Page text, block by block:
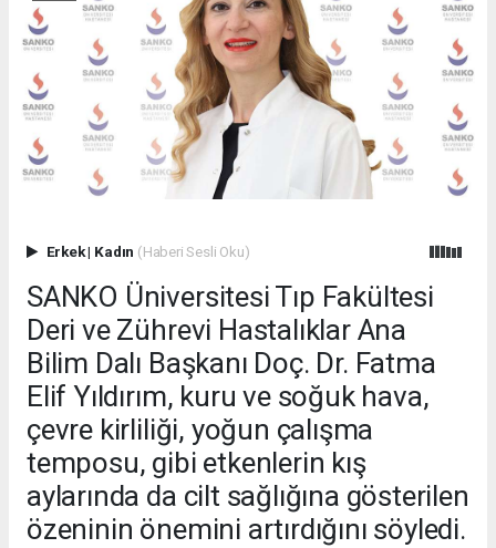
Erkek| Kadın (Haberi Sesli Oku)
SANKO Üniversitesi Tıp Fakültesi
Deri ve Zührevi Hastalıklar Ana
Bilim Dalı Başkanı Doç. Dr. Fatma
Elif Yıldırım, kuru ve soğuk hava,
çevre kirliliği, yoğun çalışma
temposu, gibi etkenlerin kış
aylarında da cilt sağlığına gösterilen
özeninin önemini artırdığını söyledi.